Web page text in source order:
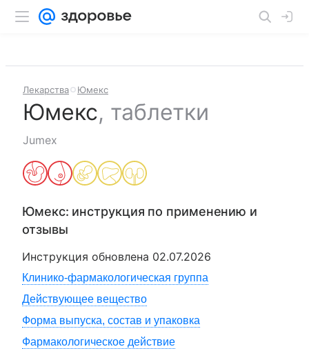
Лекарства Юмекс
Юмекс, таблетки
Jumex
Юмекс: инструкция по применению и
отзывы
Инструкция обновлена 02.07.2026
Клинико-фармакологическая группа
Действующее вещество
Форма выпуска, состав и упаковка
Фармакологическое действие